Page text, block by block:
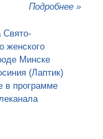
Подробнее »
Свято-
женского
Минске
(Лаптик)
в программе